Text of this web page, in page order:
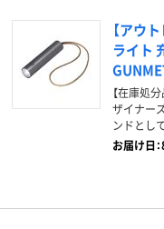
【アウ
ライト
【在庫処
ザイナー
ンドとし
お届け日：